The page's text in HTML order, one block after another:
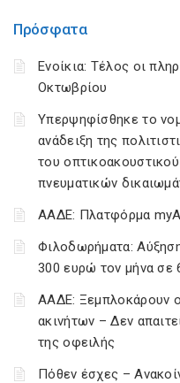
Πρόσφατα
Ενοίκια: Τέλος οι
Οκτωβρίου
Υπερψηφίσθηκε το
ανάδειξη της
του
πνευματικών
ΑΑΔΕ: Πλατφόρμα
Φιλοδωρήματα:
300 ευρώ τον μήνα σε
ΑΑΔΕ: Ξεμπλοκάρουν
ακινήτων – Δεν
της οφειλής
Πόθεν έσχες –